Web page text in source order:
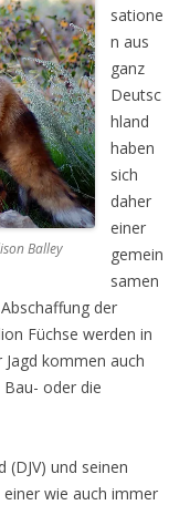
Balley
satione
n aus
ganz
Deutsc
hland
haben
sich
daher
einer
gemein
samen
der
Füchse werden in
kommen auch
oder die
(DJV) und seinen
wie auch immer